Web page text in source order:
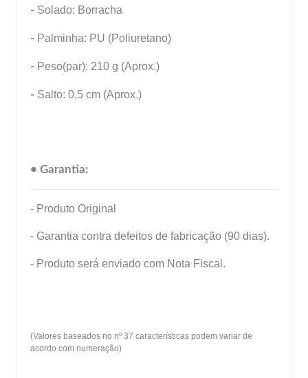
- Solado: Borracha
- Palminha: PU (Poliuretano)
- Peso(par): 210 g (Aprox.)
- Salto: 0,5 cm (Aprox.)
• Garantia:
- Produto Original
- Garantia contra defeitos de fabricação (90 dias).
- Produto será enviado com Nota Fiscal.
(Valores baseados no nº 37 características podem variar de
acordo com numeração)